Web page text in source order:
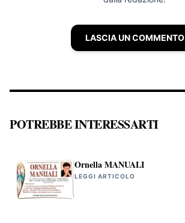
LASCIA UN COMMENTO
POTREBBE INTERESSARTI
Ornella MANUALI
LEGGI ARTICOLO